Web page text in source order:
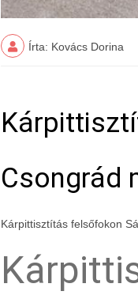
Írta: Kovács Dorina
Csongrád
Kárpittisztítás felsőfokon